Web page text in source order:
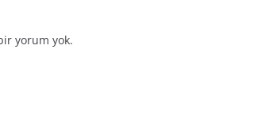
yorum yok.